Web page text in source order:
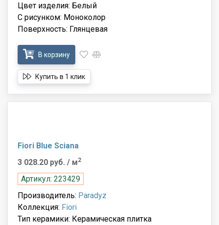
Цвет изделия: Белый
С рисунком: Моноколор
Поверхность: Глянцевая
В корзину
Купить в 1 клик
Fiori Blue Sciana
3 028.20 руб. / м2
Артикул: 223429
Производитель: Paradyz
Коллекция: Fiori
Тип керамики: Керамическая плитка